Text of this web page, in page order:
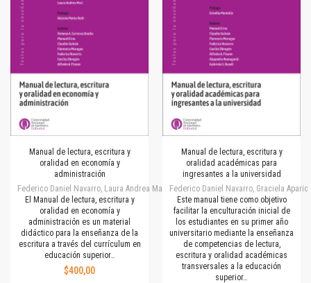
Manual de lectura, escritura y
oralidad en economía y
administración
Federico Daniel Navarro, Laura Andrea Mari
El Manual de lectura, escritura y
oralidad en economía y
administración es un material
didáctico para la enseñanza de la
escritura a través del currículum en
educación superior…
$400,00
Manual de lectura, escritura y
oralidad académicas para
ingresantes a la universidad
Federico Daniel Navarro, Graciela
Este manual tiene como objetivo
facilitar la enculturación inicial de
los estudiantes en su primer año
universitario mediante la enseñanza
de competencias de lectura,
escritura y oralidad académicas
transversales a la educación
superior…